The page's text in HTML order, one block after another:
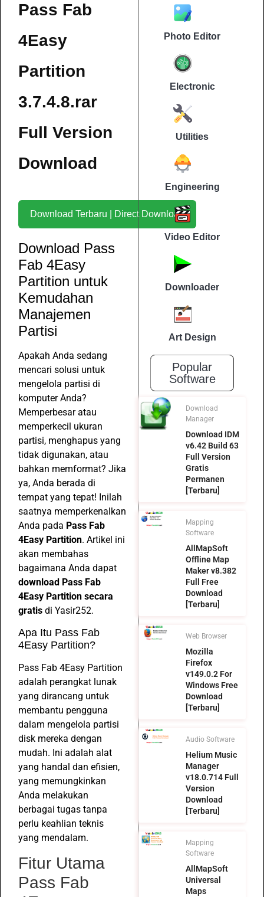
Pass Fab
4Easy
Partition
3.7.4.8.rar
Full Version
Download
Download Terbaru | Direct Download
Download Pass
Fab 4Easy
Partition untuk
Kemudahan
Manajemen
Partisi
Apakah Anda sedang
mencari solusi untuk
mengelola partisi di
komputer Anda?
Memperbesar atau
memperkecil ukuran
partisi, menghapus yang
tidak digunakan, atau
bahkan memformat? Jika
ya, Anda berada di
tempat yang tepat! Inilah
saatnya memperkenalkan
Anda pada Pass Fab
4Easy Partition. Artikel ini
akan membahas
bagaimana Anda dapat
download Pass Fab
4Easy Partition secara
gratis di Yasir252.
Apa Itu Pass Fab
4Easy Partition?
Pass Fab 4Easy Partition
adalah perangkat lunak
yang dirancang untuk
membantu pengguna
dalam mengelola partisi
disk mereka dengan
mudah. Ini adalah alat
yang handal dan efisien,
yang memungkinkan
Anda melakukan
berbagai tugas tanpa
perlu keahlian teknis
yang mendalam.
Fitur Utama
Pass Fab
Photo Editor
Electronic
Utilities
Engineering
Video Editor
Downloader
Art Design
Popular
Software
Download
Manager
Download IDM
v6.42 Build 63
Full Version
Gratis
Permanen
[Terbaru]
Mapping
Software
AllMapSoft
Offline Map
Maker v8.382
Full Free
Download
[Terbaru]
Web Browser
Mozilla
Firefox
v149.0.2 For
Windows Free
Download
[Terbaru]
Audio Software
Helium Music
Manager
v18.0.714 Full
Version
Download
[Terbaru]
Mapping
Software
AllMapSoft
Universal
Maps